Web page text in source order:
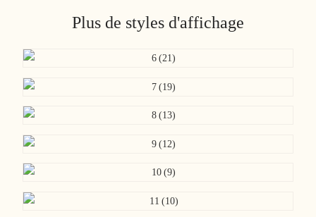
Plus de styles d'affichage